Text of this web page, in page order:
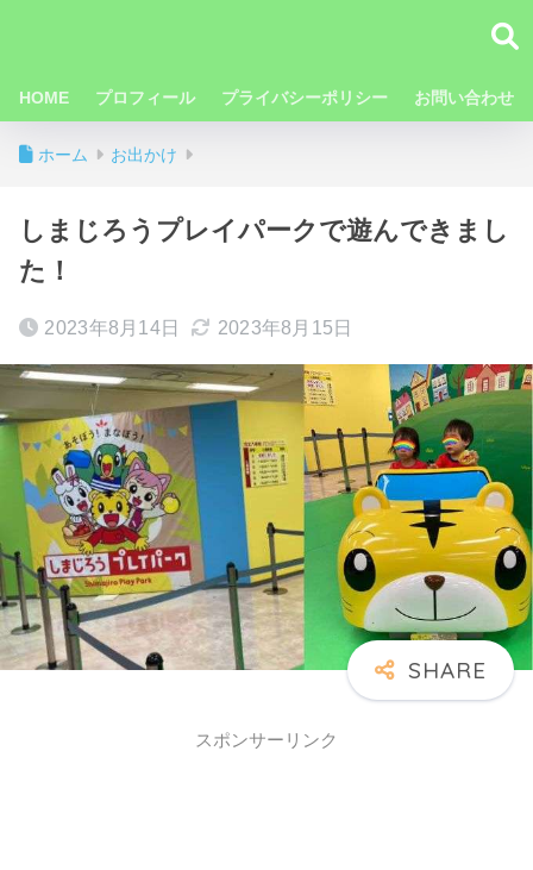
HOME プロフィール プライバシーポリシー お問い合わせ
ホーム お出かけ
しまじろうプレイパークで遊んできまし
た！
2023年8月14日 2023年8月15日
スポンサーリンク